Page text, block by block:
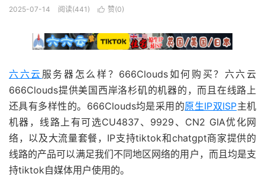
2025-07-14 阅读(441)  赞(0)
六六云 服务器怎么样？666Clouds如何购买？六六云
666Clouds提供美国西岸洛杉矶的机器的，而且在线路上
还具有多样性的。666Clouds均是采用的原生IP双ISP主机
机器，线路上有可选CU4837、9929、CN2 GIA优化网
络，以及大流量套餐，IP支持tiktok和chatgpt商家提供的
线路的产品可以满足我们不同地区网络的用户，而且均是支
持tiktok自媒体用户使用的。